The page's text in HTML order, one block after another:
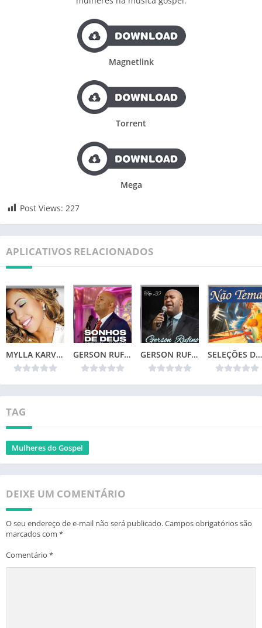
Magnetlink
Torrent
Mega
Post Views: 227
APLICATIVOS RELACIONADOS
MYLLA KARVALHO – MINHA VIDA GERSON RUFINO – SONHOS DE DEUS (2024) GERSON RUFINO – TOP 20 SELEÇÕES DA COLEÇÃO CANÇÕES DE VIDA – NÃO TEMAS (1996)📌
TAG
Mulheres do Gospel
DEIXE UM COMENTÁRIO
O seu endereço de e-mail não será publicado.Campos obrigatórios são
marcados com *
Comentário *